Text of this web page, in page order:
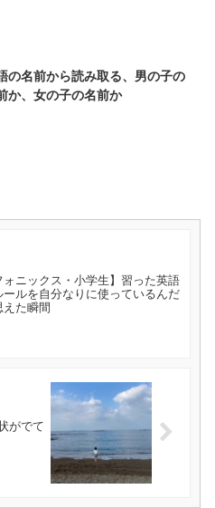
の名前から読み取る、男の子の
か、女の子の名前か
ォニックス・小学生】習った英語
ールを自分なりに使っているんだ
えた瞬間
がでて